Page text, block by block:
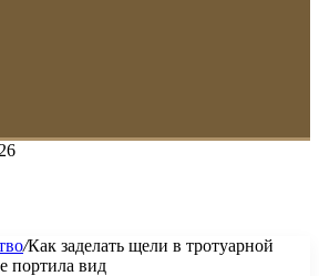
/Как заделать щели в тротуарной
портила вид